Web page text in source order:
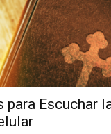
Escuchar